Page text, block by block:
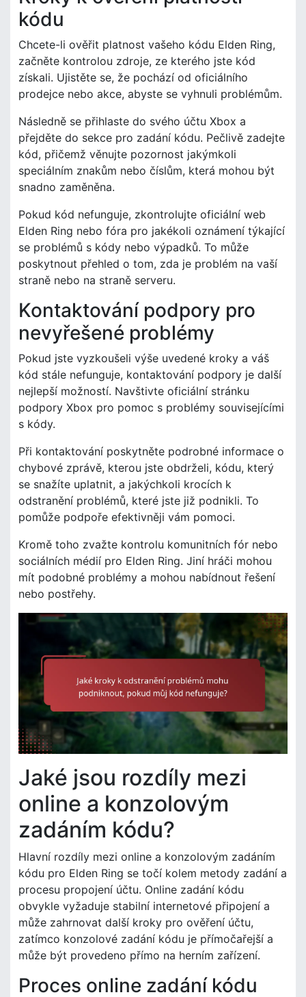
kódu
Chcete-li ověřit platnost vašeho kódu Elden Ring,
začněte kontrolou zdroje, ze kterého jste kód
získali. Ujistěte se, že pochází od oficiálního
prodejce nebo akce, abyste se vyhnuli problémům.
Následně se přihlaste do svého účtu Xbox a
přejděte do sekce pro zadání kódu. Pečlivě zadejte
kód, přičemž věnujte pozornost jakýmkoli
speciálním znakům nebo číslům, která mohou být
snadno zaměněna.
Pokud kód nefunguje, zkontrolujte oficiální web
Elden Ring nebo fóra pro jakékoli oznámení týkající
se problémů s kódy nebo výpadků. To může
poskytnout přehled o tom, zda je problém na vaší
straně nebo na straně serveru.
Kontaktování podpory pro
nevyřešené problémy
Pokud jste vyzkoušeli výše uvedené kroky a váš
kód stále nefunguje, kontaktování podpory je další
nejlepší možností. Navštivte oficiální stránku
podpory Xbox pro pomoc s problémy souvisejícími
s kódy.
Při kontaktování poskytněte podrobné informace o
chybové zprávě, kterou jste obdrželi, kódu, který
se snažíte uplatnit, a jakýchkoli krocích k
odstranění problémů, které jste již podnikli. To
pomůže podpoře efektivněji vám pomoci.
Kromě toho zvažte kontrolu komunitních fór nebo
sociálních médií pro Elden Ring. Jiní hráči mohou
mít podobné problémy a mohou nabídnout řešení
nebo postřehy.
Jaké jsou rozdíly mezi
online a konzolovým
zadáním kódu?
Hlavní rozdíly mezi online a konzolovým zadáním
kódu pro Elden Ring se točí kolem metody zadání a
procesu propojení účtu. Online zadání kódu
obvykle vyžaduje stabilní internetové připojení a
může zahrnovat další kroky pro ověření účtu,
zatímco konzolové zadání kódu je přímočařejší a
může být provedeno přímo na herním zařízení.
Proces online zadání kódu